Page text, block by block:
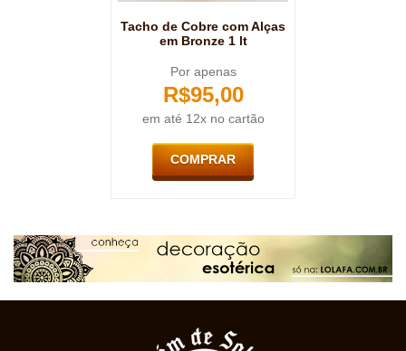
Tacho de Cobre com Alças
em Bronze 1 lt
Por apenas
R$95,00
em até 12x no cartão
COMPRAR